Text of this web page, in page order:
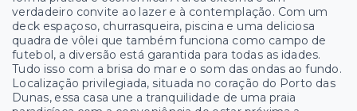
verdadeiro convite ao lazer e à contemplação. Com um
deck espaçoso, churrasqueira, piscina e uma deliciosa
quadra de vôlei que também funciona como campo de
futebol, a diversão está garantida para todas as idades.
Tudo isso com a brisa do mar e o som das ondas ao fundo.
Localização privilegiada, situada no coração do Porto das
Dunas, essa casa une a tranquilidade de uma praia